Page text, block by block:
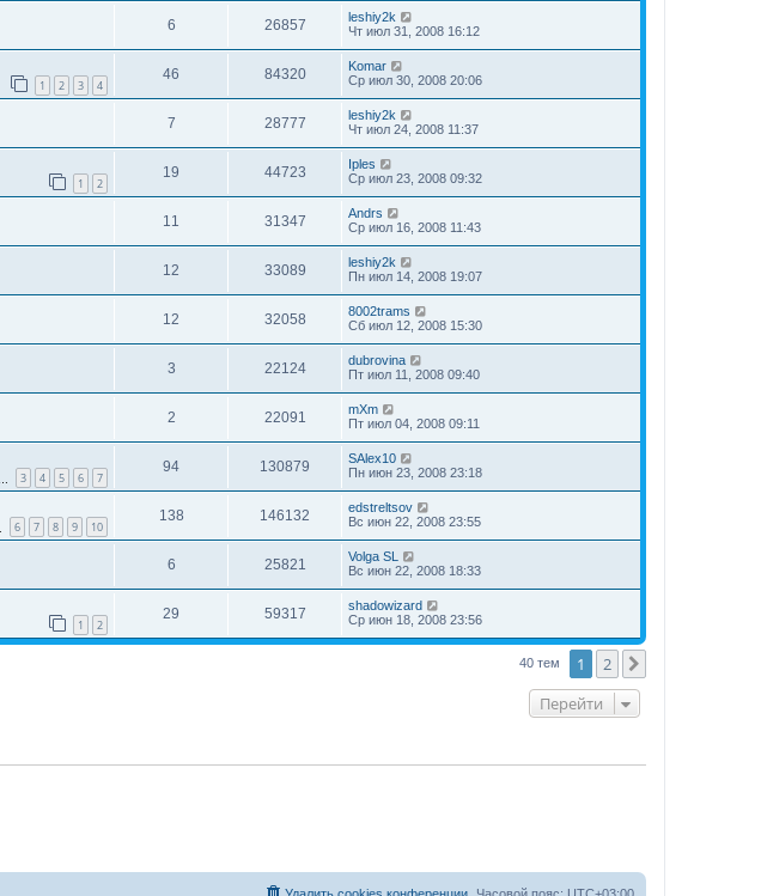
6 26857
leshiy2k
Чт июл 31, 2008 16:12
1 2 3 4
46 84320
Komar
Ср июл 30, 2008 20:06
7 28777
leshiy2k
Чт июл 24, 2008 11:37
1 2
19 44723
Iples
Ср июл 23, 2008 09:32
11 31347
Andrs
Ср июл 16, 2008 11:43
12 33089
leshiy2k
Пн июл 14, 2008 19:07
12 32058
8002trams
Сб июл 12, 2008 15:30
3 22124
dubrovina
Пт июл 11, 2008 09:40
2 22091
mXm
Пт июл 04, 2008 09:11
3 4 5 6 7
94 130879
SAlex10
Пн июн 23, 2008 23:18
6 7 8 9 10
138 146132
edstreltsov
Вс июн 22, 2008 23:55
6 25821
Volga SL
Вс июн 22, 2008 18:33
1 2
29 59317
shadowizard
Ср июн 18, 2008 23:56
40 тем 1 2
Перейти